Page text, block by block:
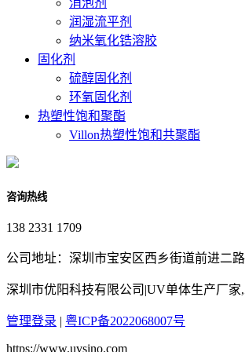
润湿流平剂
纳米氧化锆溶胶
固化剂
硫醇固化剂
环氧固化剂
热塑性饱和聚酯
Villon热塑性饱和共聚酯
咨询热线
138 2331 1709
公司地址：深圳市宝安区西乡街道前进二
深圳市优阳科技有限公司|UV单体生产厂
管理登录 | 粤ICP备2022068007号
https://www.uvsino.com